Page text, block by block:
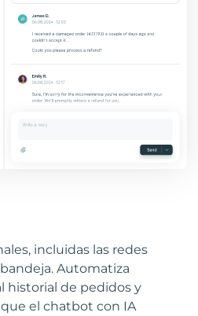
incluidas las redes
Automatiza
historial de pedidos y
el chatbot con IA